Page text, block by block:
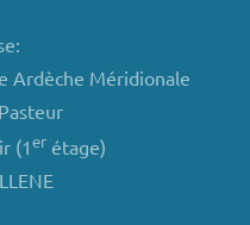
Ardèche Méridionale
(1erétage)